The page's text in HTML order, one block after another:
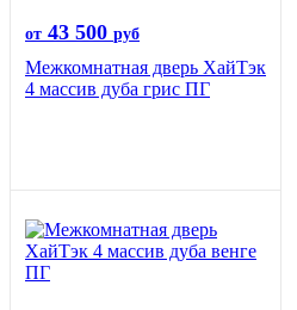
от 43 500 руб
Межкомнатная дверь ХайТэк
4 массив дуба грис ПГ